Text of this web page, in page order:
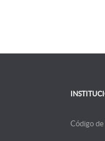
Código